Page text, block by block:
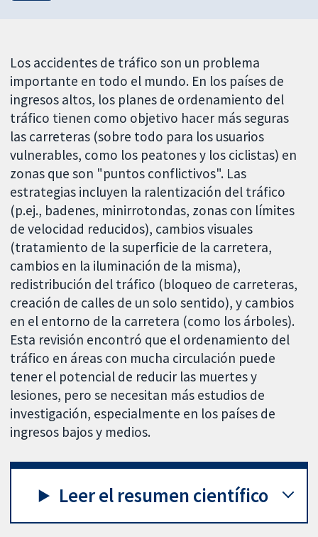
Los accidentes de tráfico son un problema
importante en todo el mundo. En los países de
ingresos altos, los planes de ordenamiento del
tráfico tienen como objetivo hacer más seguras
las carreteras (sobre todo para los usuarios
vulnerables, como los peatones y los ciclistas) en
zonas que son "puntos conflictivos". Las
estrategias incluyen la ralentización del tráfico
(p.ej., badenes, minirrotondas, zonas con límites
de velocidad reducidos), cambios visuales
(tratamiento de la superficie de la carretera,
cambios en la iluminación de la misma),
redistribución del tráfico (bloqueo de carreteras,
creación de calles de un solo sentido), y cambios
en el entorno de la carretera (como los árboles).
Esta revisión encontró que el ordenamiento del
tráfico en áreas con mucha circulación puede
tener el potencial de reducir las muertes y
lesiones, pero se necesitan más estudios de
investigación, especialmente en los países de
ingresos bajos y medios.
Leer el resumen científico